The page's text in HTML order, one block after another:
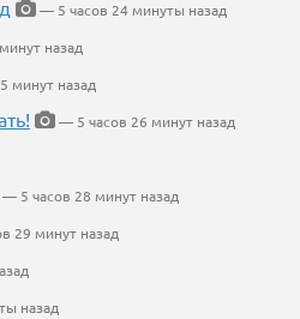
— 5 часов 24 минуты назад
назад
минут назад
— 5 часов 26 минут назад
— 5 часов 28 минут назад
29 минут назад
назад